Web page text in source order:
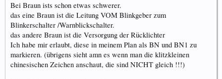
Bei Braun ists schon etwas schwerer.
das eine Braun ist die Leitung VOM Blinkgeber zum
Blinkerschalter /Warnblickschalter.
das andere Braun ist die Versorgung der Rücklichter
Ich habe mir erlaubt, diese in meinem Plan als BN und BN1 zu
markieren. (übrigens sieht amn es wenn man die klitzkleinen
chinesischen Zeichen anschaut, die sind NICHT gleich !!!)